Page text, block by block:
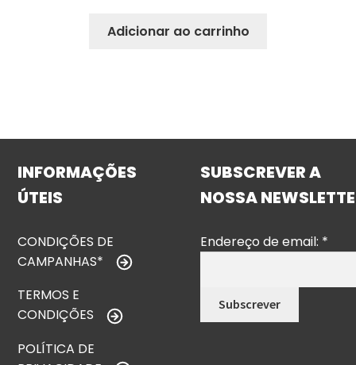
Adicionar ao carrinho
INFORMAÇÕES
ÚTEIS
CONDIÇÕES DE
CAMPANHAS*
TERMOS E
CONDIÇÕES
POLÍTICA DE
SUBSCREVER A
NOSSA
Endereço de email: *